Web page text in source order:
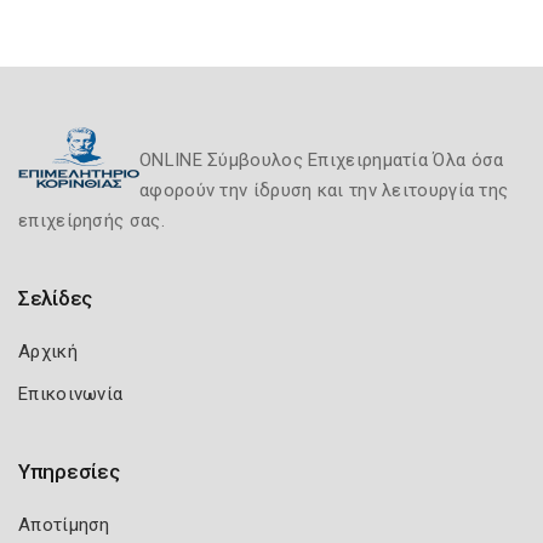
ONLINE Σύμβουλος Επιχειρηματία Όλα όσα
αφορούν την ίδρυση και την λειτουργία της
επιχείρησής σας.
Σελίδες
Αρχική
Επικοινωνία
Υπηρεσίες
Αποτίμηση